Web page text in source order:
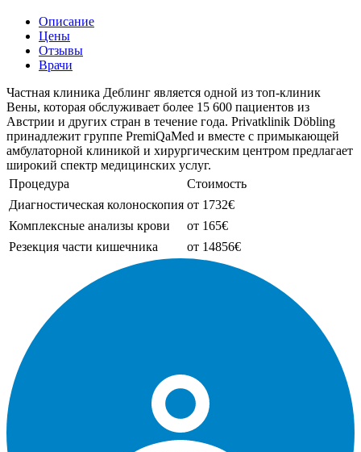
Описание
Цены
Отзывы
Врачи
Частная клиника Деблинг является одной из топ-клиник
Вены, которая обслуживает более 15 600 пациентов из
Австрии и других стран в течение года. Privatklinik Döbling
принадлежит группе PremiQaMed и вместе с примыкающей
амбулаторной клиникой и хирургическим центром предлагает
широкий спектр медицинских услуг.
Процедура
Стоимость
Диагностическая колоноскопия от 1732€
Комплексные анализы крови
от 165€
Резекция части кишечника
от 14856€